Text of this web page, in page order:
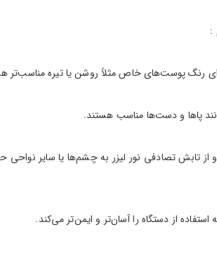
:
رنگ پوست‌های خاص مثلاً روشن یا تیره مناسب‌تر
پاها و دست‌ها مناسب هستند.
از تابش تصادفی نور لیزر به چشم‌ها یا سایر
از دستگاه را آسان‌تر و ایمن‌تر می‌کند.